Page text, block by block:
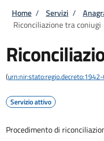
Briciole di
Home / Servizi /
Riconciliazione tra coniugi
(
Servizio attivo
Procedimento di